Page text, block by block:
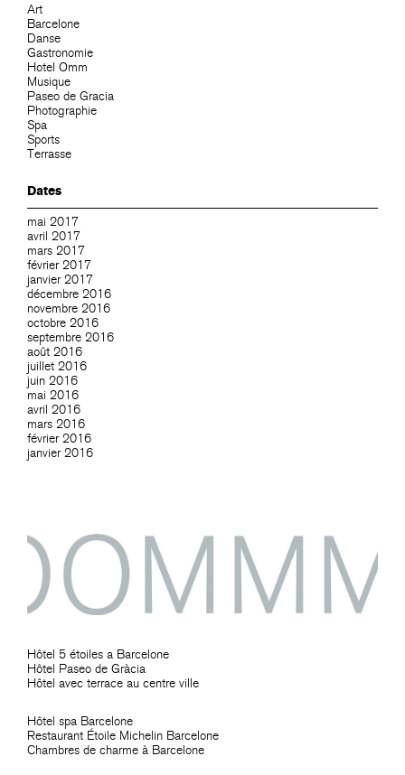
Art
Barcelone
Danse
Gastronomie
Hotel Omm
Musique
Paseo de Gracia
Photographie
Spa
Sports
Terrasse
Dates
mai 2017
avril 2017
mars 2017
février 2017
janvier 2017
décembre 2016
novembre 2016
octobre 2016
septembre 2016
août 2016
juillet 2016
juin 2016
mai 2016
avril 2016
mars 2016
février 2016
janvier 2016
Hôtel 5 étoiles a Barcelone
Hôtel Paseo de Gràcia
Hôtel avec terrace au centre ville
Hôtel spa Barcelone
Restaurant Étoile Michelin Barcelone
Chambres de charme à Barcelone